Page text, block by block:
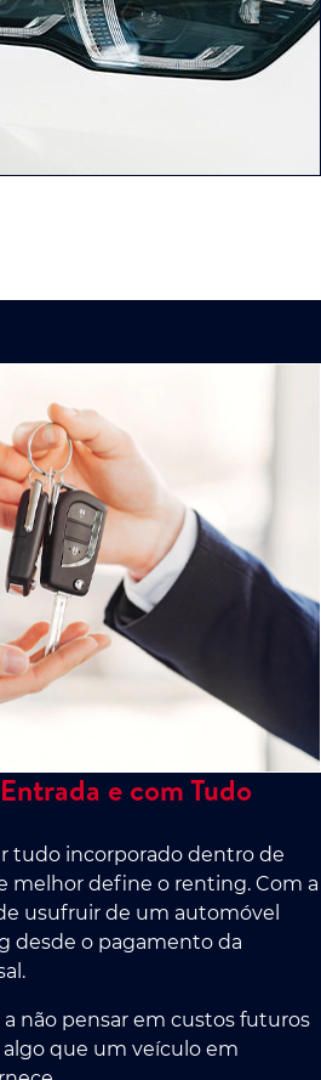
e com Tudo
tudo incorporado dentro de
melhor define o renting. Com a
usufruir de um automóvel
desde o pagamento da
não pensar em custos futuros
que um veículo em